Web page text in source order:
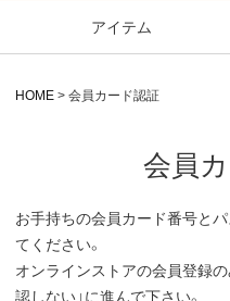
アイテム
HOME 会員カード認証
会員
お手持ちの会員カード番号と
てください。
オンラインストアの会員登録の
認しない」に進んで下さい。